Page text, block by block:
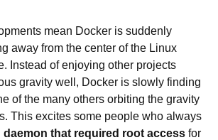
mean Docker is suddenly
away from the center of the Linux
Instead of enjoying other projects
gravity well, Docker is slowly finding
of the many others orbiting the gravity
This excites some people who always
daemon that required root access for